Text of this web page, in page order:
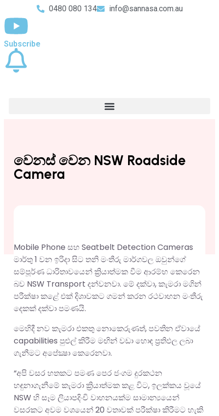
0480 080 134 info@sannasa.com.au
Subscribe
වෙනස් වෙන NSW Roadside
Camera
Mobile Phone සහ Seatbelt Detection Cameras
මාර්තු 1 වන ඉරිදා සිට තනි මංතීරු මාර්ගවල ඔවුන්ගේ
සම්පූර්ණ ධාරිතාවයෙන් ක්‍රියාත්මක වීම ආරම්භ කෙරෙන
බව NSW Transport දන්වනවා. මේ දක්වා, කැමරා මගින්
පරීක්ෂා කළේ එක් දිශාවකට ගමන් කරන රථවාහන මංතීරු
දෙකක් දක්වා පමණයි.
මෙහිදී නව කැමරා එකතු නොකෙරුණත්, පවතින ඒවායේ
capabilities පුළුල් කිරීම මඟින් වඩා හොඳ ප්‍රතිඵල ලබා
ගැනීමට අපේක්‍ෂා කෙරෙනවා.
“අපි වසර හතකට පමණ පෙර ජංගම දුරකථන
හඳුනාගැනීමේ කැමරා ක්‍රියාත්මක කළ විට, ඉලක්කය වූයේ
NSW හි සෑම ලියාපදිංචි වාහනයක්ම සාමාන්‍යයෙන්
වසරකට අවම වශයෙන් 20 වතාවක් පරීක්ෂා කිරීමට හැකි